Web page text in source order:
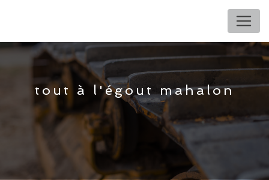
tout à l'égout mahalon